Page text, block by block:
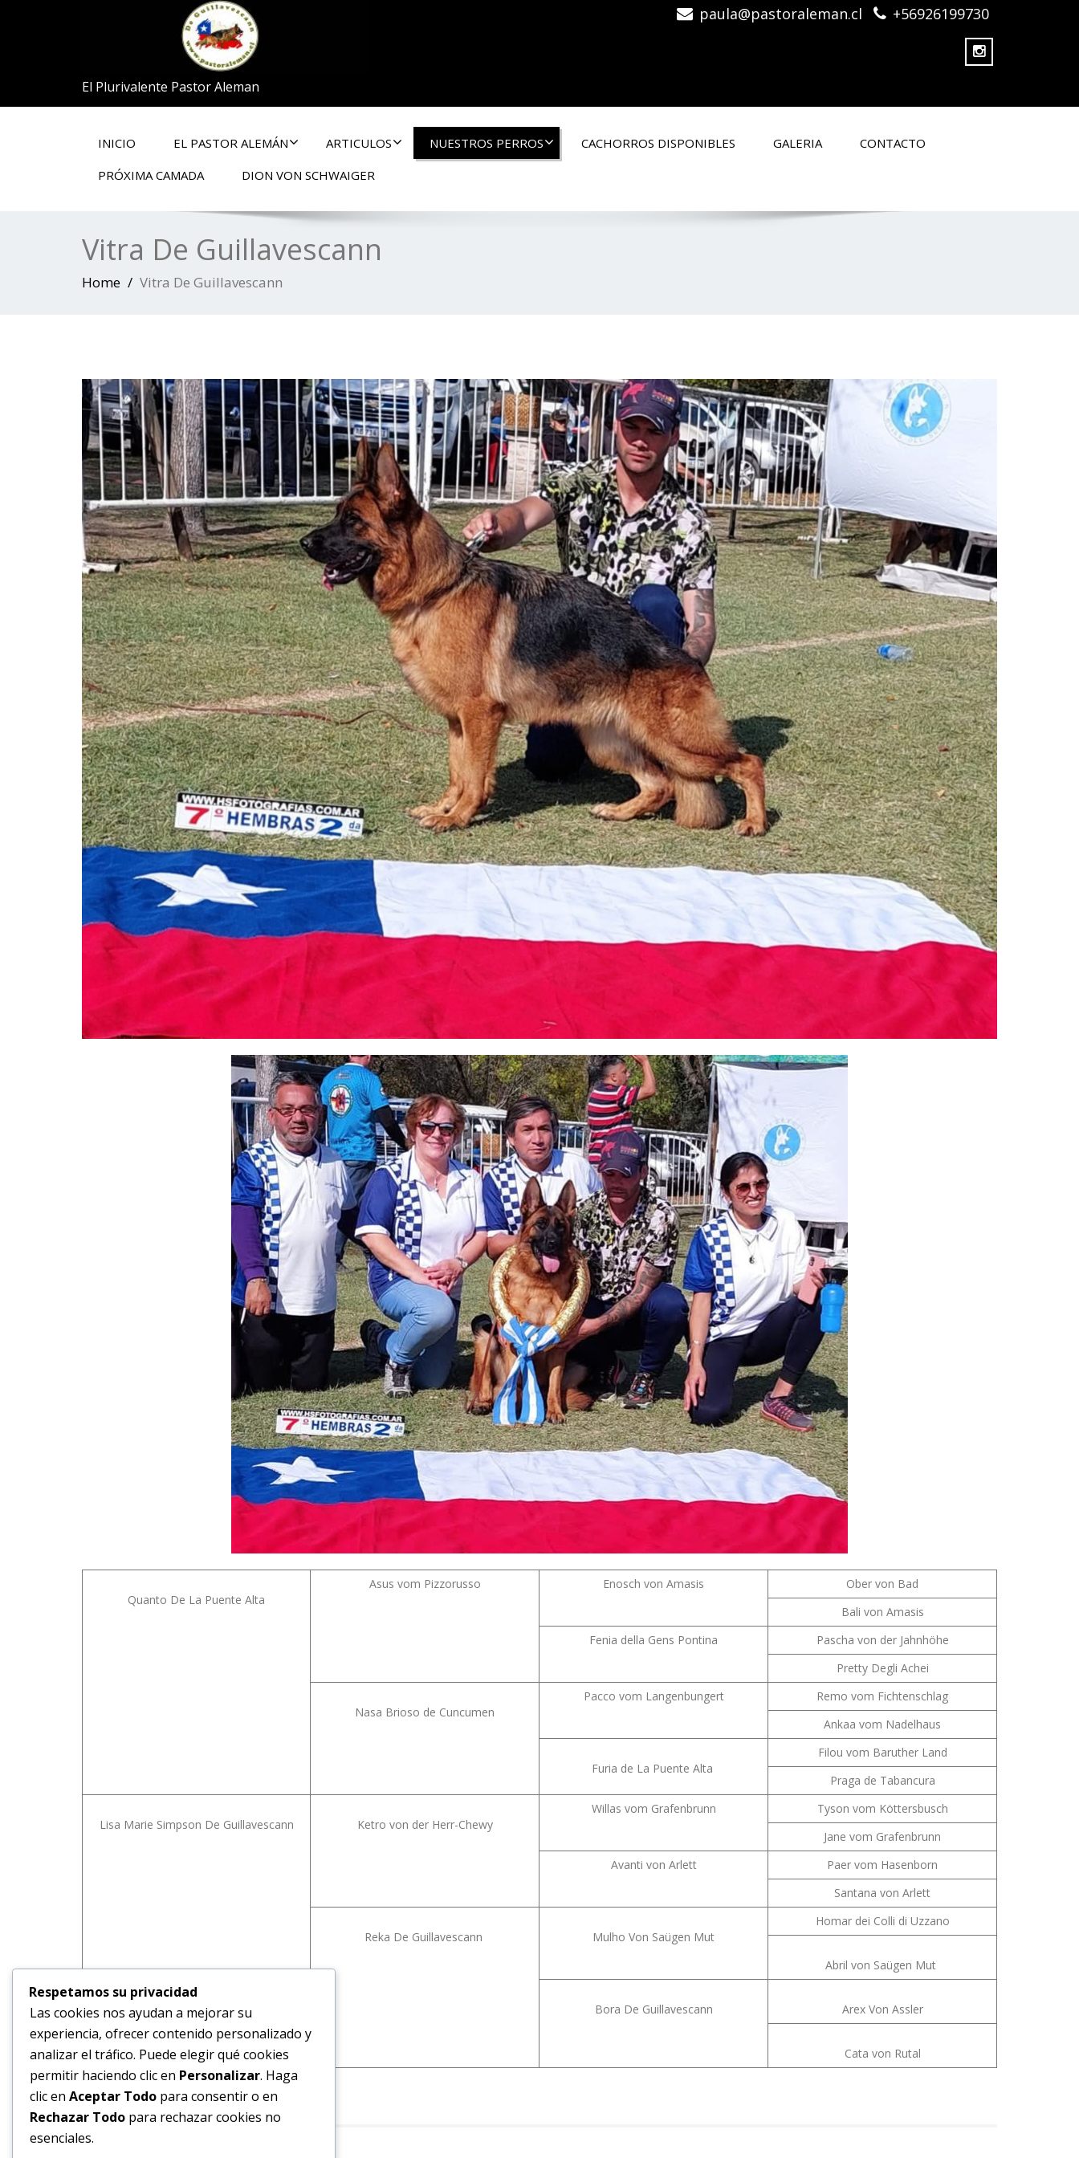
El Plurivalente Pastor Aleman
paula@pastoraleman.cl +56926199730
INICIO EL PASTOR ALEMÁN ARTICULOS NUESTROS PERROS CACHORROS DISPONIBLES GALERIA
CONTACTO
PRÓXIMA CAMADA
DION VON SCHWAIGER
Vitra De Guillavescann
Home Vitra De Guillavescann
Quanto De La Puente Alta
Asus vom Pizzorusso Enosch von Amasis
Ober von Bad
Bali von Amasis
Fenia della Gens Pontina
Pascha von der Jahnhöhe
Pretty Degli Achei
Nasa Brioso de Cuncumen
Pacco vom Langenbungert
Remo vom Fichtenschlag
Ankaa vom Nadelhaus
Furia de La Puente Alta
Filou vom Baruther Land
Praga de Tabancura
Lisa Marie Simpson De Guillavescann Ketro von der Herr-Chewy
Willas vom Grafenbrunn
Tyson vom Köttersbusch
Jane vom Grafenbrunn
Avanti von Arlett
Paer vom Hasenborn
Santana von Arlett
Reka De Guillavescann Mulho Von Saügen Mut
Homar dei Colli di Uzzano
Abril von Saügen Mut
Bora De Guillavescann Arex Von Assler
Cata von Rutal
Respetamos su privacidad
Las cookies nos ayudan a mejorar su
experiencia, ofrecer contenido personalizado y
analizar el tráfico. Puede elegir qué cookies
permitir haciendo clic en Personalizar. Haga
clic en Aceptar Todo para consentir o en
Rechazar Todo para rechazar cookies no
esenciales.